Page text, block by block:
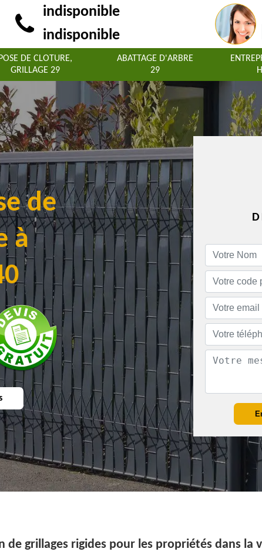
indisponible
indisponible
POSE DE CLOTURE,
GRILLAGE 29
ABATTAGE D'ARBRE
29
de
à
de grillages rigides pour les propriétés dans la